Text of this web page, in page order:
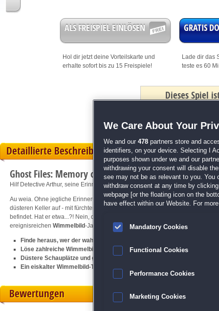
ALS FREISPIEL EINLÖSEN
Hol dir jetzt deine Vorteilskarte und
erhalte sofort bis zu 15 Freispiele!
GRATIS
Lade dir das
teste es 60
Dieses Spiel
Detaillierte Beschreibung
Ghost Files: Memory of a Crime
Hilf Detective Arthur, seine Erinnerung wiederzuerlangen!
Au weia. Ohne jegliche Erinnerungen an das, was passiert ist, wacht der
düsteren Keller auf - mit fürchterlichen Kopfschmerzen. Doch das Kuriose an
befindet. Hat er etwa...?! Nein, das kann nicht sein. Doch die Polizei ist bereits
ereignisreichen Wimmelbild-Jagd gelingt, die Polizei abzuhängen und den
Finde heraus, wer der wahre Serienmörder ist
Löse zahlreiche Wimmelbilder und Minispiele
Düstere Schauplätze und gelungene Animationen
Ein eiskalter Wimmelbild-Thriller für starke Nerven
Bewertungen
We Care About Your
We and our 478 partners store and
identifiers, on your device. Selecting I
purposes shown under we and our
withdrawing your consent will disable
see may not be as relevant to you. You
withdraw consent at any time by
webpage [or the floating icon on the
have effect within our Website. For
Mandatory Cookies
Functional Cookies
Performance Cookies
Marketing Cookies